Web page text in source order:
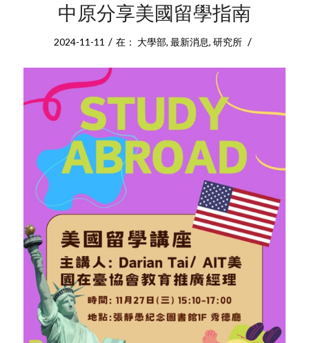
中原分享美國留學指南
2024-11-11 / 在： 大學部, 最新消息, 研究所 /